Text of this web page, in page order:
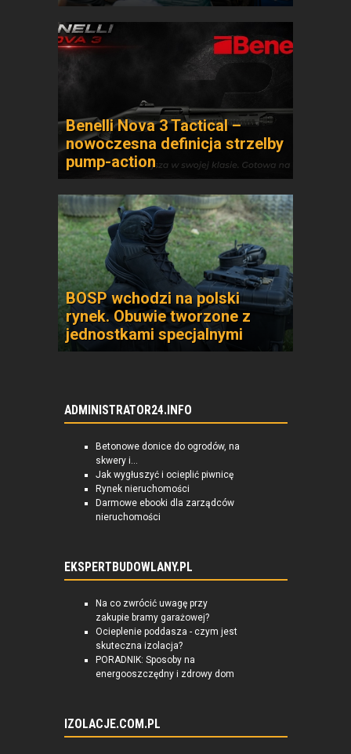
Benelli Nova 3 Tactical –
nowoczesna definicja strzelby
pump-action
BOSP wchodzi na polski
rynek. Obuwie tworzone z
jednostkami specjalnymi
ADMINISTRATOR24.INFO
Betonowe donice do ogrodów, na
skwery i...
Jak wygłuszyć i ocieplić piwnicę
Rynek nieruchomości
Darmowe ebooki dla zarządców
nieruchomości
EKSPERTBUDOWLANY.PL
Na co zwrócić uwagę przy
zakupie bramy garażowej?
Ocieplenie poddasza - czym jest
skuteczna izolacja?
PORADNIK: Sposoby na
energooszczędny i zdrowy dom
IZOLACJE.COM.PL